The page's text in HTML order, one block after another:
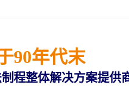
90年代末
程整体解决方案提供